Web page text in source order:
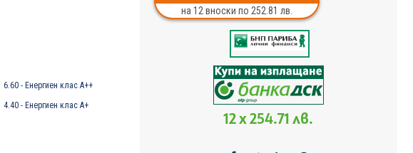
6.60 - Енергиен клас А++
4.40 - Енергиен клас А+
на 12 вноски по 252.81 лв.
12 x 254.71 лв.